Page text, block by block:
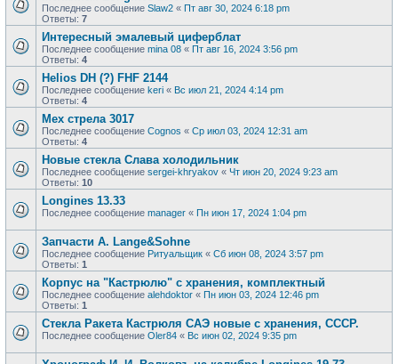
Последнее сообщение Slaw2 « Пт авг 30, 2024 6:18 pm
Ответы: 7
Интересный эмалевый циферблат
Последнее сообщение mina 08 « Пт авг 16, 2024 3:56 pm
Ответы: 4
Helios DH (?) FHF 2144
Последнее сообщение keri « Вс июл 21, 2024 4:14 pm
Ответы: 4
Мех стрела 3017
Последнее сообщение Cognos « Ср июл 03, 2024 12:31 am
Ответы: 4
Новые стекла Слава холодильник
Последнее сообщение sergei-khryakov « Чт июн 20, 2024 9:23 am
Ответы: 10
Longines 13.33
Последнее сообщение manager « Пн июн 17, 2024 1:04 pm
Запчасти А. Lange&Sohne
Последнее сообщение Ритуальщик « Сб июн 08, 2024 3:57 pm
Ответы: 1
Корпус на "Кастрюлю" с хранения, комплектный
Последнее сообщение alehdoktor « Пн июн 03, 2024 12:46 pm
Ответы: 1
Стекла Ракета Кастрюля САЭ новые с хранения, СССР.
Последнее сообщение Oler84 « Вс июн 02, 2024 9:35 pm